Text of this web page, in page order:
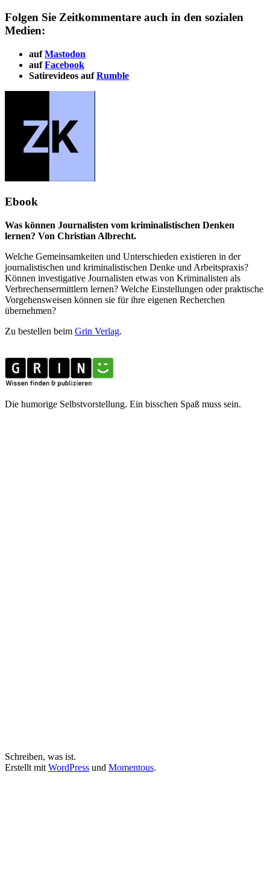
Folgen Sie Zeitkommentare auch in den sozialen
Medien:
aufMastodon
auf Facebook
Satirevideos aufRumble
Ebook
Was können Journalisten vom kriminalistischen Denken
lernen? Von Christian Albrecht.
Welche Gemeinsamkeiten und Unterschieden existieren in der
journalistischen und kriminalistischen Denke und Arbeitspraxis?
Können investigative Journalisten etwas von Kriminalisten als
Verbrechensermittlern lernen? Welche Einstellungen oder praktische
Vorgehensweisen können sie für ihre eigenen Recherchen
übernehmen?
Zu bestellen beim Grin Verlag.
Die humorige Selbstvorstellung. Ein bisschen Spaß muss sein.
Schreiben, was ist.
Erstellt mit WordPress und Momentous.